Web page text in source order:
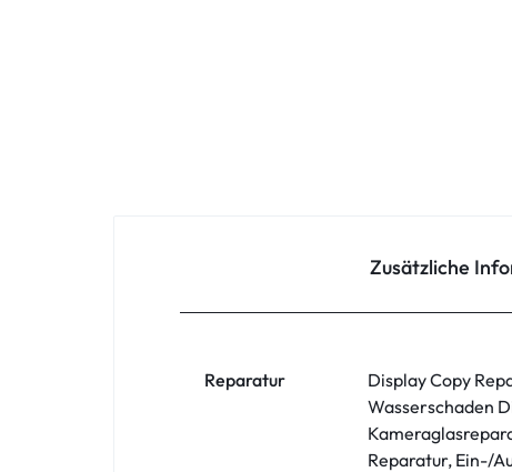
Xiaomi
Zusätzliche
Reparatur
Display Copy
Wasserschaden
Reparatur, Ein-/